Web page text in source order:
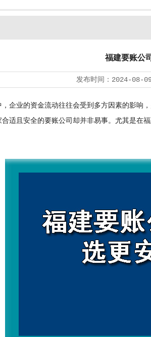
福建要账公
发布时间： 2024-08-
业的资金流动往往会受到多方因素的影响
适且安全的要账公司却并非易事。尤其是在